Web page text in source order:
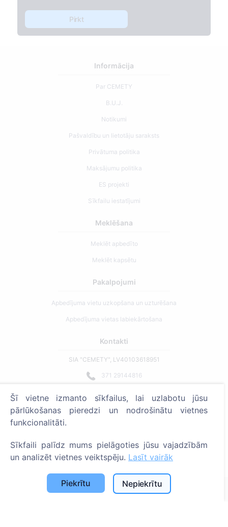
Pirkt
Informācija
Par CEMETY
B.U.J.
Notikumi
Pašvaldību un lietotāju saraksts
Privātuma politika
Maksājumu politika
ES projekti
Sīkfailu iestatījumi
Meklēšana
Meklēt apbedīto
Meklēt kapsētu
Pakalpojumi
Apbedījuma vietu uzkopšana un uzturēšana
Apbedījuma vietas labiekārtošana
Kontakti
SIA "CEMETY", LV40103618951
371 29144816
Strādājam visā Latvijā!
Administratoriem
© 2013 - 2026 Cemety Visas tiesības aizsargātas
Privātuma politika un noteikumi.
Šī vietne izmanto sīkfailus, lai uzlabotu jūsu
pārlūkošanas pieredzi un nodrošinātu vietnes
funkcionalitāti.
Sīkfaili palīdz mums pielāgoties jūsu vajadzībām
un analizēt vietnes veiktspēju. Lasīt vairāk
Piekrītu Nepiekrītu